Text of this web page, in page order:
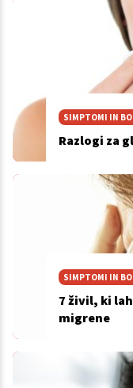
SIMPTOMI IN
Razlogi za
SIMPTOMI IN
7 živil, ki
migrene